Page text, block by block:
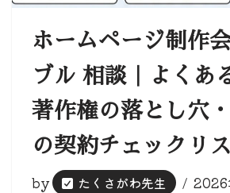
ホームページ制作
ブル 相談｜よくあ
著作権の落とし穴
の契約チェックリ
by たくさがわ先生 2026